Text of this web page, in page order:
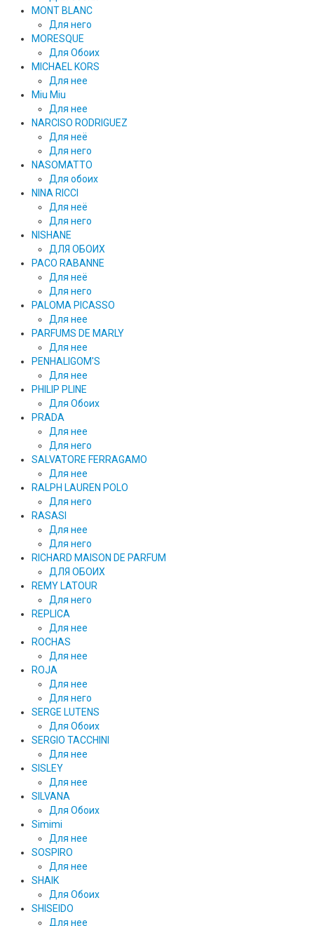
MONT BLANC
Для него
MORESQUE
Для Обоих
MICHAEL KORS
Для нее
Miu Miu
Для нее
NARCISO RODRIGUEZ
Для неё
Для него
NASOMATTO
Для обоих
NINA RICCI
Для неё
Для него
NISHANE
ДЛЯ ОБОИХ
PACO RABANNE
Для неё
Для него
PALOMA PICASSO
Для нее
PARFUMS DE MARLY
Для нее
PENHALIGOM'S
Для нее
PHILIP PLINE
Для Обоих
PRADA
Для нее
Для него
SALVATORE FERRAGAMO
Для нее
RALPH LAUREN POLO
Для него
RASASI
Для нее
Для него
RICHARD MAISON DE PARFUM
ДЛЯ ОБОИХ
REMY LATOUR
Для него
REPLICA
Для нее
ROCHAS
Для нее
ROJA
Для нее
Для него
SERGE LUTENS
Для Обоих
SERGIO TACCHINI
Для нее
SISLEY
Для нее
SILVANA
Для Обоих
Simimi
Для нее
SOSPIRO
Для нее
SHAIK
Для Обоих
SHISEIDO
Для нее